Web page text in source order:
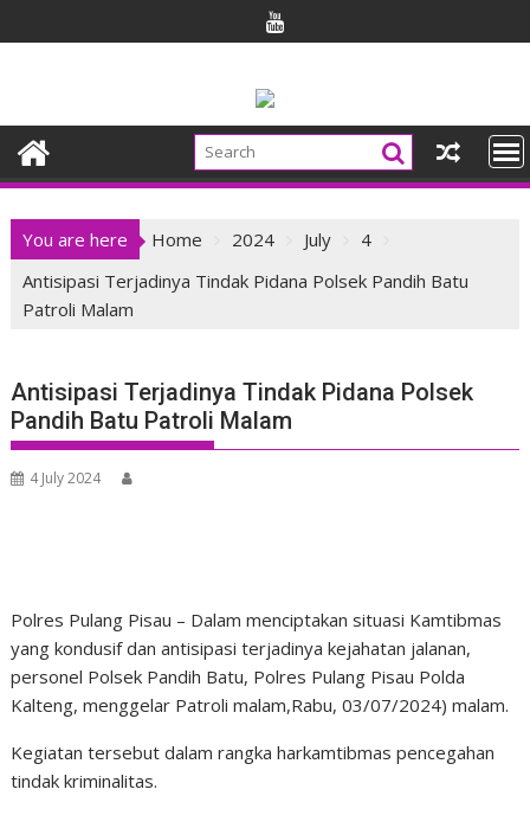
to
You are here Home 2024 July
4
Antisipasi Terjadinya Tindak Pidana Polsek Pandih Batu
Patroli Malam
Antisipasi Terjadinya Tindak Pidana Polsek
Pandih Batu Patroli Malam
4 July 2024
Polres Pulang Pisau – Dalam menciptakan situasi Kamtibmas
yang kondusif dan antisipasi terjadinya kejahatan jalanan,
personel Polsek Pandih Batu, Polres Pulang Pisau Polda
Kalteng, menggelar Patroli malam,Rabu, 03/07/2024) malam.
Kegiatan tersebut dalam rangka harkamtibmas pencegahan
tindak kriminalitas.